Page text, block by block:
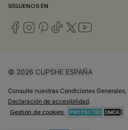
SÍGUENOS EN
© 2026 CUPSHE ESPAÑA
Consulte nuestras Condiciones Generales,
Declaración de accesibilidad.
Gestión de cookies